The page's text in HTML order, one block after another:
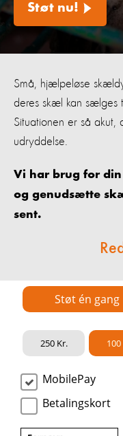
Støt nu!
Små, hjælpeløse
deres skæl kan sælges
Situationen er så
udryddelse.
Vi har brug for
og genudsætte
sent.